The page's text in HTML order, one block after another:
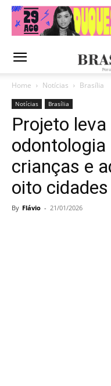
Home Notícias Brasília
Notícias Brasília
Projeto
crianças e
oito cidades
By Flávio - 21/01/2026